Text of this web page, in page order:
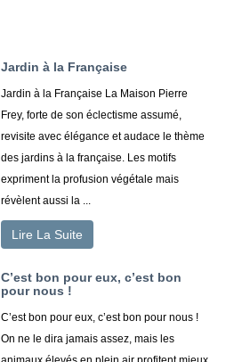
Jardin à la Française
Jardin à la Française La Maison Pierre
Frey, forte de son éclectisme assumé,
revisite avec élégance et audace le thème
des jardins à la française. Les motifs
expriment la profusion végétale mais
révèlent aussi la ...
Lire La Suite
C’est bon pour eux, c’est bon
pour nous !
C’est bon pour eux, c’est bon pour nous !
On ne le dira jamais assez, mais les